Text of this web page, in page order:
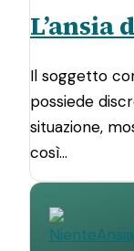
L’ansia
Il soggetto
possiede
situazione,
così…